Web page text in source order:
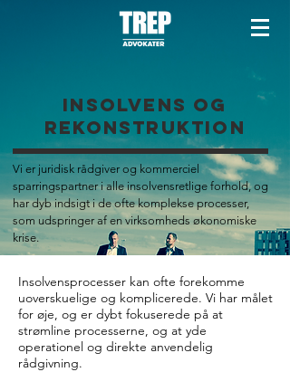
Insolvens og
rekonstruktion
Vi er juridisk rådgiver og kommerciel
sparringspartner i alle insolvensretlige forhold, og
har dyb indsigt i de ofte komplekse processer,
som udspringer af en virksomheds økonomiske
krise.
Insolvensprocesser kan ofte forekomme
uoverskuelige og komplicerede. Vi har målet
for øje, og er dybt fokuserede på at
strømline processerne, og at yde
operationel og direkte anvendelig
rådgivning.